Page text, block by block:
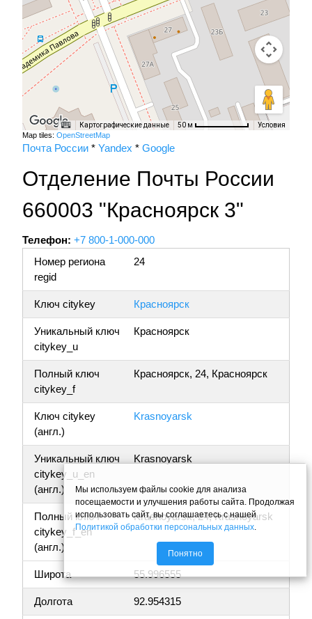
Картографические данные 50 м Условия
Map tiles: OpenStreetMap
Почта России * Yandex * Google
Отделение Почты России
660003 "Красноярск 3"
Телефон: +7 800-1-000-000
Номер региона
regid
24
Ключ citykey Красноярск
Уникальный ключ
citykey_u
Красноярск
Полный ключ
citykey_f
Красноярск, 24, Красноярск
Ключ citykey
(англ.)
Krasnoyarsk
Уникальный ключ
citykey_u_en
(англ.)
Krasnoyarsk
Полный ключ
citykey_f_en
(англ.)
Krasnoyarsk, 24, Krasnoyarsk
Широта 55.996555
Долгота 92.954315
Мы используем файлы cookie для анализа
посещаемости и улучшения работы сайта. Продолжая
использовать сайт, вы соглашаетесь с нашей
Политикой обработки персональных данных.
Понятно